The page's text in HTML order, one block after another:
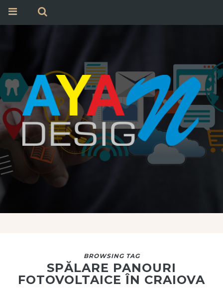
BROWSING TAG
SPĂLARE PANOURI
FOTOVOLTAICE ÎN CRAIOVA